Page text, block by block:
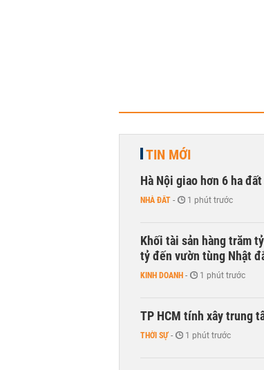
TIN MỚI
Hà Nội giao hơn 6 ha
NHÀ ĐẤT - 1 phút trước
Khối tài sản hàng trăm
tỷ đến vườn tùng Nhật
KINH DOANH - 1 phút trước
TP HCM tính xây trung
THỜI SỰ - 1 phút trước